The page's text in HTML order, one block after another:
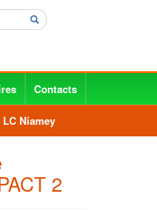
Rechercher
Contacts
Niamey
2